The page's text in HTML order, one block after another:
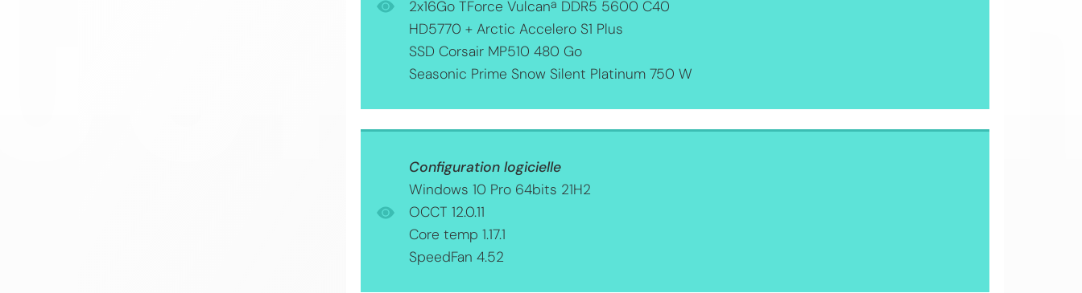
2x16Go TForce Vulcana DDR5 5600 C40
HD5770 + Arctic Accelero S1 Plus
SSD Corsair MP510 480 Go
Seasonic Prime Snow Silent Platinum 750 W
Configuration logicielle
Windows 10 Pro 64bits 21H2
OCCT 12.0.11
Core temp 1.17.1
SpeedFan 4.52